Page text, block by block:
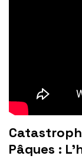
Pâques :